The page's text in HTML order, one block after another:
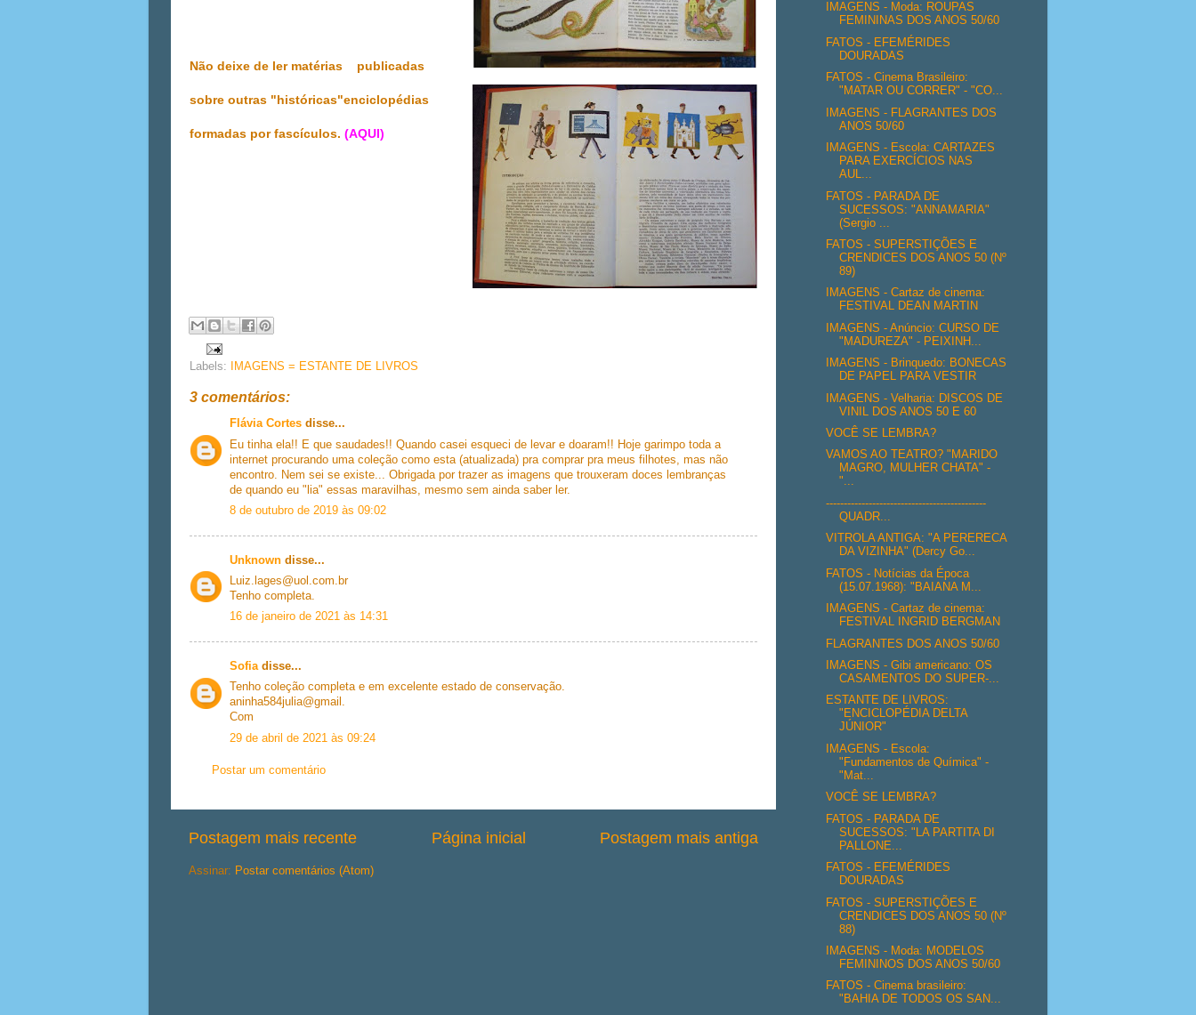
Não deixe de ler matérias publicadas
sobre outras "históricas"enciclopédias
formadas por fascículos. (AQUI)
Labels: IMAGENS = ESTANTE DE LIVROS
3 comentários:
Flávia Cortes disse...
Eu tinha ela!! E que saudades!! Quando casei esqueci de levar e doaram!! Hoje garimpo toda a
internet procurando uma coleção como esta (atualizada) pra comprar pra meus filhotes, mas não
encontro. Nem sei se existe... Obrigada por trazer as imagens que trouxeram doces lembranças
de quando eu "lia" essas maravilhas, mesmo sem ainda saber ler.
8 de outubro de 2019 às 09:02
Unknown disse...
Luiz.lages@uol.com.br
Tenho completa.
16 de janeiro de 2021 às 14:31
Sofiadisse...
Tenho coleção completa e em excelente estado de conservação.
aninha584julia@gmail.
Com
29 de abril de 2021 às 09:24
Postar um comentário
Postagem mais recente Postagem mais antiga
Página inicial
Assinar: Postar comentários (Atom)
IMAGENS - Moda: ROUPAS
FEMININAS DOS ANOS 50/60
FATOS - EFEMÉRIDES
DOURADAS
FATOS - Cinema Brasileiro:
"MATAR OU CORRER" - "CO...
IMAGENS - FLAGRANTES DOS
ANOS 50/60
IMAGENS - Escola: CARTAZES
PARA EXERCÍCIOS NAS
AUL...
FATOS - PARADA DE
SUCESSOS: "ANNAMARIA"
(Sergio ...
FATOS - SUPERSTIÇÕES E
CRENDICES DOS ANOS 50 (Nº
89)
IMAGENS - Cartaz de cinema:
FESTIVAL DEAN MARTIN
IMAGENS - Anúncio: CURSO DE
"MADUREZA" - PEIXINH...
IMAGENS - Brinquedo: BONECAS
DE PAPEL PARA VESTIR
IMAGENS - Velharia: DISCOS DE
VINIL DOS ANOS 50 E 60
VOCÊ SE LEMBRA?
VAMOS AO TEATRO? "MARIDO
MAGRO, MULHER CHATA" -
"...
---------------------------------------------
QUADR...
VITROLA ANTIGA: "A PERERECA
DA VIZINHA" (Dercy Go...
FATOS - Notícias da Época
(15.07.1968): "BAIANA M...
IMAGENS - Cartaz de cinema:
FESTIVAL INGRID BERGMAN
FLAGRANTES DOS ANOS 50/60
IMAGENS - Gibi americano: OS
CASAMENTOS DO SUPER-...
ESTANTE DE LIVROS:
"ENCICLOPÉDIA DELTA
JÚNIOR"
IMAGENS - Escola:
"Fundamentos de Química" -
"Mat...
VOCÊ SE LEMBRA?
FATOS - PARADA DE
SUCESSOS: "LA PARTITA DI
PALLONE...
FATOS - EFEMÉRIDES
DOURADAS
FATOS - SUPERSTIÇÕES E
CRENDICES DOS ANOS 50 (Nº
88)
IMAGENS - Moda: MODELOS
FEMININOS DOS ANOS 50/60
FATOS - Cinema brasileiro:
"BAHIA DE TODOS OS SAN...